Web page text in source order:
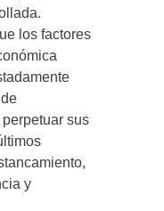
los factores
sus
y